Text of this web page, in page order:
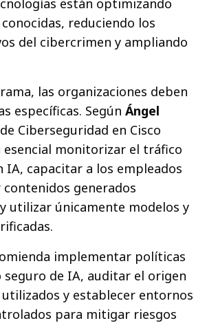
reduciendo los
del cibercrimen y ampliando
las organizaciones deben
específicas. SegúnÁngel
Ciberseguridad en Cisco
esencial monitorizar el tráfico
IA, capacitar a los empleados
generados
utilizar únicamente modelos y
implementar políticas
seguro de IA, auditar el origen
y establecer entornos
para mitigar riesgos